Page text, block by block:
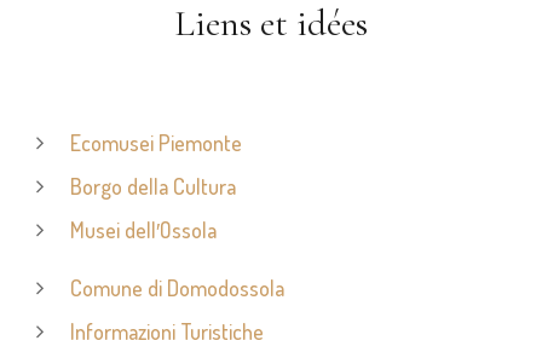
Liens et idées
Ecomusei Piemonte
Borgo della Cultura
Musei dell′Ossola
Comune di Domodossola
Informazioni Turistiche